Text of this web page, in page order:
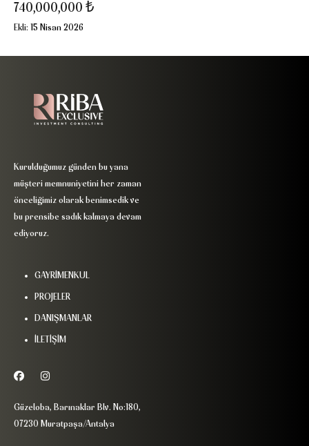
740,000,000 ₺
Ekli: 15 Nisan 2026
Kurulduğumuz günden bu yana
müşteri memnuniyetini her zaman
önceliğimiz olarak benimsedik ve
bu prensibe sadık kalmaya devam
ediyoruz.
GAYRİMENKUL
PROJELER
DANIŞMANLAR
İLETİŞİM
Güzeloba, Barınaklar Blv. No:180,
07230 Muratpaşa/Antalya